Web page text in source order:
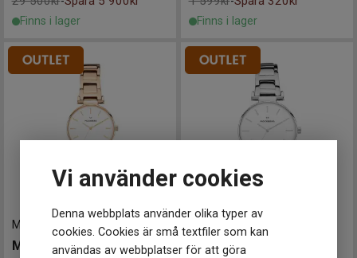
Vi använder cookies
Denna webbplats använder olika typer av
cookies. Cookies är små textfiler som kan
användas av webbplatser för att göra
Finns i lager Finns i lager
MO629 28 mm
Mockberg Modest Links
MO631 34 mm
Mockberg Modest Links